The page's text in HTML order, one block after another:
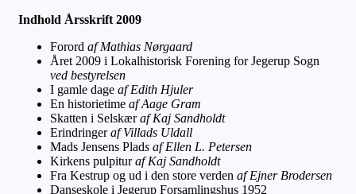
Indhold Årsskrift 2009
Forordaf Mathias Nørgaard
Året 2009 i Lokalhistorisk Forening for Jegerup Sogn
ved bestyrelsen
I gamle dageaf Edith Hjuler
En historietimeaf Aage Gram
Skatten i Selskæraf Kaj Sandholdt
Erindringeraf Villads Uldall
Mads Jensens Plads af Ellen L. Petersen
Kirkens pulpituraf Kaj Sandholdt
Fra Kestrup og ud i den store verdenaf Ejner Brodersen
Danseskole i Jegerup Forsamlingshus 1952